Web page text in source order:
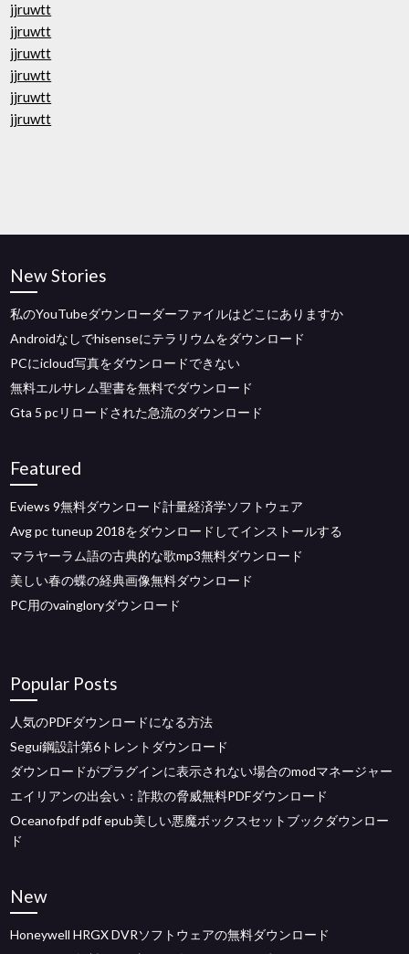
jjruwtt
jjruwtt
jjruwtt
jjruwtt
jjruwtt
jjruwtt
New Stories
私のYouTubeダウンローダーファイルはどこにありますか
Androidなしでhisenseにテラリウムをダウンロード
PCにicloud写真をダウンロードできない
無料エルサレム聖書を無料でダウンロード
Gta 5 pcリロードされた急流のダウンロード
Featured
Eviews 9無料ダウンロード計量経済学ソフトウェア
Avg pc tuneup 2018をダウンロードしてインストールする
マラヤーラム語の古典的な歌mp3無料ダウンロード
美しい春の蝶の経典画像無料ダウンロード
PC用のvaingloryダウンロード
Popular Posts
人気のPDFダウンロードになる方法
Segui鋼設計第6トレントダウンロード
ダウンロードがプラグインに表示されない場合のmodマネージャー
エイリアンの出会い：詐欺の脅威無料PDFダウンロード
Oceanofpdf pdf epub美しい悪魔ボックスセットブックダウンロー
ド
New
Honeywell HRGX DVRソフトウェアの無料ダウンロード